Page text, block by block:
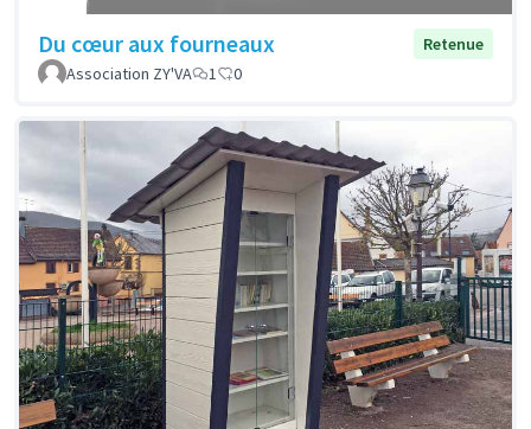
Du cœur aux fourneaux
Retenue
Association ZY'VA
1 0